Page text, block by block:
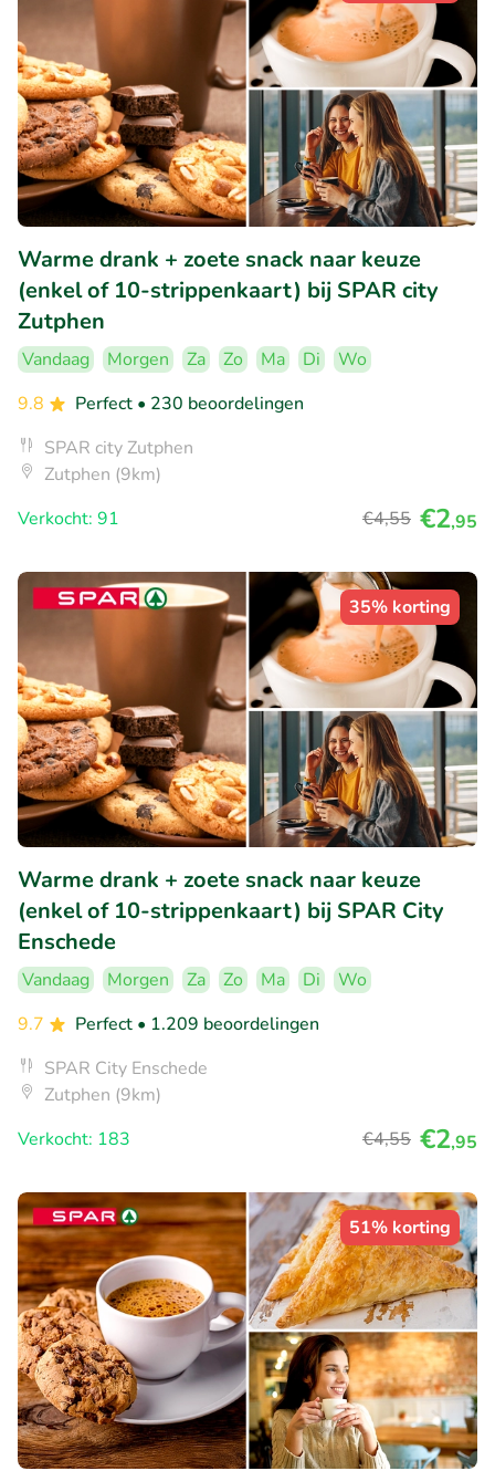
Warme drank + zoete snack naar keuze
(enkel of 10-strippenkaart) bij SPAR city
Zutphen
Vandaag Morgen Za Zo Ma Di
Wo
9.8
Perfect • 230 beoordelingen
SPAR city Zutphen
Zutphen (9km)
Verkocht: 91
€4,55 €2,95
35% korting
Warme drank + zoete snack naar keuze
(enkel of 10-strippenkaart) bij SPAR City
Enschede
Vandaag Morgen Za Zo Ma Di
Wo
9.7
Perfect • 1.209 beoordelingen
SPAR City Enschede
Zutphen (9km)
Verkocht: 183
€4,55 €2,95
51% korting